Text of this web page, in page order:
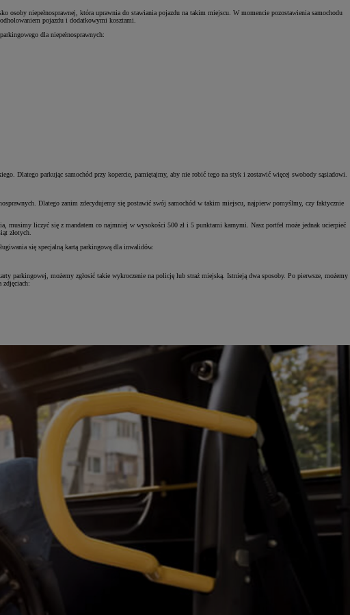
osoby niepełnosprawnej, która uprawnia do stawiania pojazdu na takim miejscu. W momencie pozostawienia samochodu
pojazdu i dodatkowymi kosztami.
dla niepełnosprawnych:
Dlatego parkując samochód przy kopercie, pamiętajmy, aby nie robić tego na styk i zostawić więcej swobody sąsiadowi.
Dlatego zanim zdecydujemy się postawić swój samochód w takim miejscu, najpierw pomyślmy, czy faktycznie
musimy liczyć się z mandatem co najmniej w wysokości 500 zł i 5 punktami karnymi. Nasz portfel może jednak ucierpieć
złotych.
się specjalną kartą parkingową dla inwalidów.
parkingowej, możemy zgłosić takie wykroczenie na policję lub straż miejską. Istnieją dwa sposoby. Po pierwsze, możemy
zdjęciach: